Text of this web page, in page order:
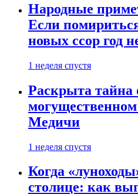
Народные
Если
новых ссор год
1 неделя спустя
Раскрыта тайна
могущественном
Медичи
1 неделя спустя
Когда
столице: как